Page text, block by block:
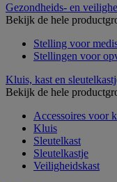
Gezondheids- en
Bekijk de hele
Stelling voor
Stellingen voor
Kluis, kast en
Bekijk de hele
Accessoires voor
Kluis
Sleutelkast
Sleutelkastje
Veiligheidskast